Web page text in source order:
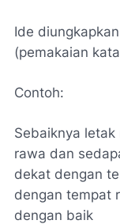
Ide
(pemakaian
Contoh:
Sebaiknya
rawa dan
dekat dengan
dengan tempat
dengan baik